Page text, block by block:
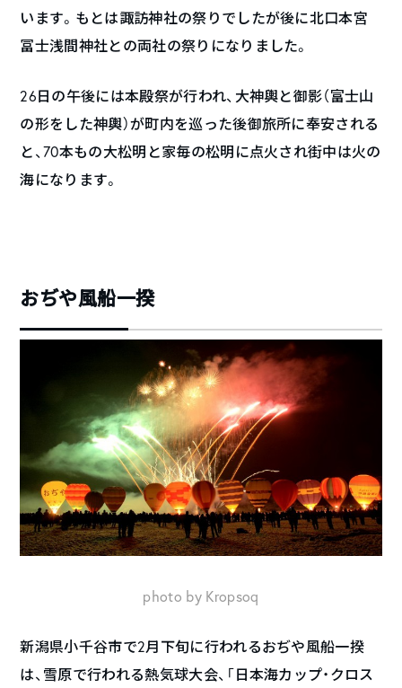
います。もとは諏訪神社の祭りでしたが後に北口本宮
冨士浅間神社との両社の祭りになりました。
26日の午後には本殿祭が行われ、大神輿と御影（富士山
の形をした神輿）が町内を巡った後御旅所に奉安される
と、70本もの大松明と家毎の松明に点火され街中は火の
海になります。
おぢや風船一揆
photo by Kropsoq
新潟県小千谷市で2月下旬に行われるおぢや風船一揆
は、雪原で行われる熱気球大会、「日本海カップ・クロス